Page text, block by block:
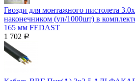
Гвозди для монтажного пистолета
наконечником (уп/1000шт) в
165 мм FEDAST
1 702 Р